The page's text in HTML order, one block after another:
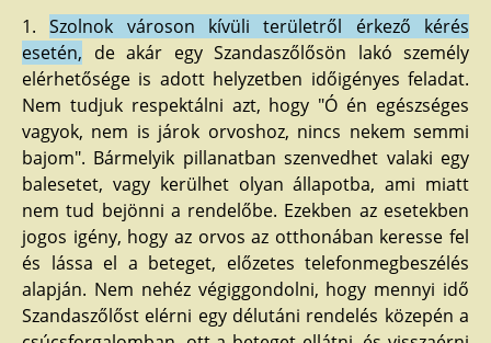
1.Szolnok városon kívüli területről érkező kérés
esetén, de akár egy Szandaszőlősön lakó személy
elérhetősége is adott helyzetben időigényes feladat.
Nem tudjuk respektálni azt, hogy "Ó én egészséges
vagyok, nem is járok orvoshoz, nincs nekem semmi
bajom". Bármelyik pillanatban szenvedhet valaki egy
balesetet, vagy kerülhet olyan állapotba, ami miatt
nem tud bejönni a rendelőbe. Ezekben az esetekben
jogos igény, hogy az orvos az otthonában keresse fel
és lássa el a beteget, előzetes telefonmegbeszélés
alapján. Nem nehéz végiggondolni, hogy mennyi idő
Szandaszőlőst elérni egy délutáni rendelés közepén a